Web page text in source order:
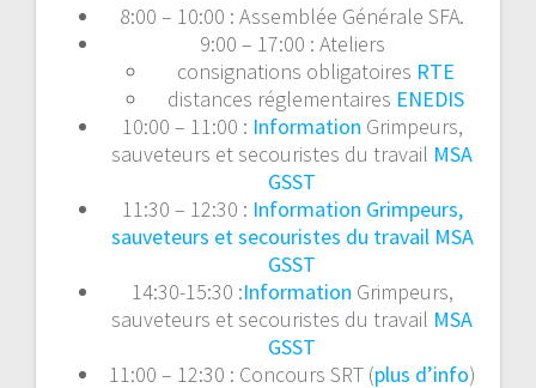
8:00 – 10:00 : Assemblée Générale SFA.
9:00 – 17:00 : Ateliers
consignations obligatoires RTE
distances réglementaires ENEDIS
10:00 – 11:00 : Information Grimpeurs,
sauveteurs et secouristes du travail MSA
GSST
11:30 – 12:30 : Information Grimpeurs,
sauveteurs et secouristes du travail MSA
GSST
14:30-15:30 :Information Grimpeurs,
sauveteurs et secouristes du travail MSA
GSST
11:00 – 12:30 : Concours SRT (plus d’info)